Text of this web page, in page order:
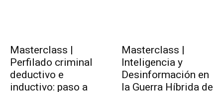
Masterclass |
Perfilado criminal
deductivo e
inductivo: paso a
Masterclass |
Inteligencia y
Desinformación en
la Guerra Híbrida de